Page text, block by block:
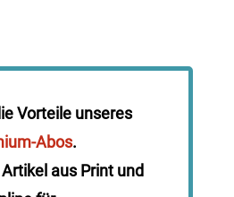
Vorteile unseres
Abos.
aus Print und